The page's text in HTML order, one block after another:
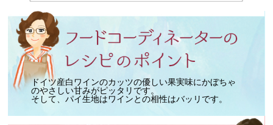
ドイツ産白ワインのカッツの優しい果実味にかぼちゃ
のやさしい甘みがピッタリです。
そして、パイ生地はワインとの相性はバッリです。